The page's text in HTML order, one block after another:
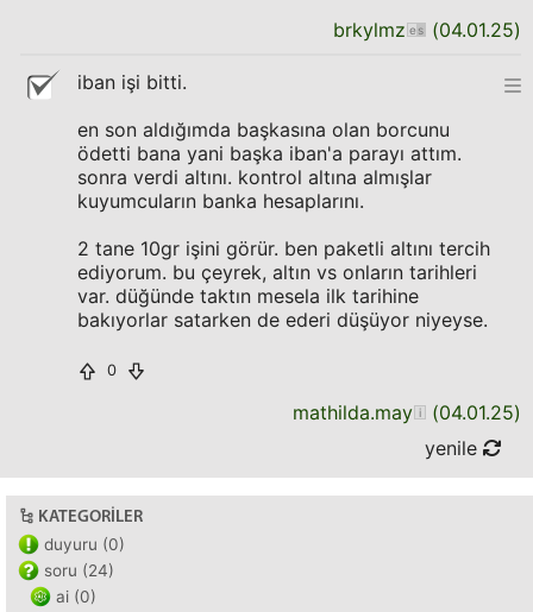
brkylmz (04.01.25)
iban işi bitti.
en son aldığımda başkasına olan borcunu
ödetti bana yani başka iban'a parayı attım.
sonra verdi altını. kontrol altına almışlar
kuyumcuların banka hesaplarını.
2 tane 10gr işini görür. ben paketli altını tercih
ediyorum. bu çeyrek, altın vs onların tarihleri
var. düğünde taktın mesela ilk tarihine
bakıyorlar satarken de ederi düşüyor niyeyse.
0
mathilda.may (04.01.25)
yenile
KATEGORILER
duyuru (0)
soru (24)
ai (0)